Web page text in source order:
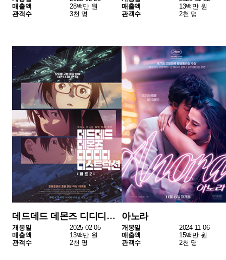
었다.
최근 4주간 극장 매출 및 한국영화
기간
전체
개봉편수
매출액
(억 원)
관객수
(만 명)
개봉편수 매출
2월
3주차
113 118 5 35
2월
2주차
11 145 146 5 40
2월
1주차
14 117 121 9 96
1월
4주차
327 1